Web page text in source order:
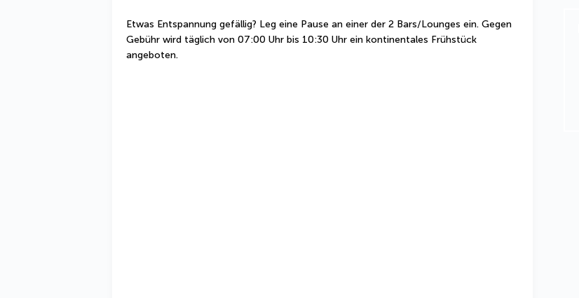
Etwas Entspannung gefällig? Leg eine Pause an einer der 2 Bars/Lounges ein. Gegen
Gebühr wird täglich von 07:00 Uhr bis 10:30 Uhr ein kontinentales Frühstück
angeboten.